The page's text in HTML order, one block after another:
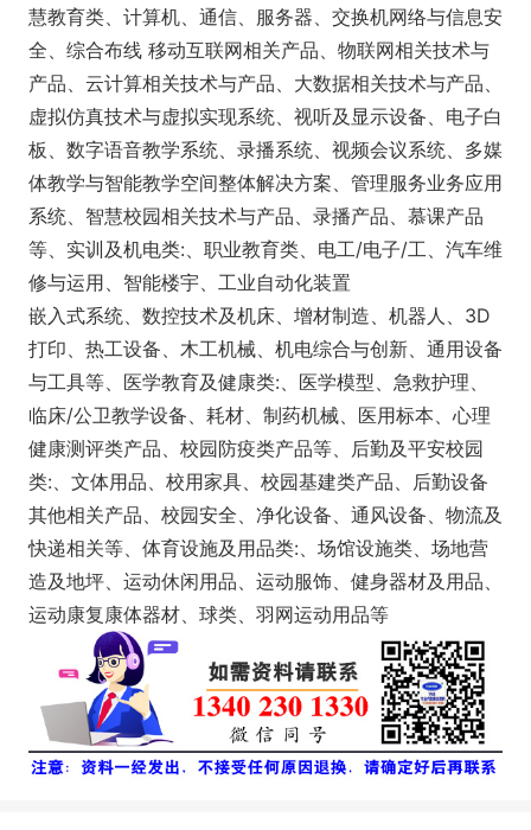
慧教育类、计算机、通信、服务器、交换机网络与信息安
全、综合布线 移动互联网相关产品、物联网相关技术与
产品、云计算相关技术与产品、大数据相关技术与产品、
虚拟仿真技术与虚拟实现系统、视听及显示设备、电子白
板、数字语音教学系统、录播系统、视频会议系统、多媒
体教学与智能教学空间整体解决方案、管理服务业务应用
系统、智慧校园相关技术与产品、录播产品、慕课产品
等、实训及机电类:、职业教育类、电工/电子/工、汽车维
修与运用、智能楼宇、工业自动化装置
嵌入式系统、数控技术及机床、增材制造、机器人、3D
打印、热工设备、木工机械、机电综合与创新、通用设备
与工具等、医学教育及健康类:、医学模型、急救护理、
临床/公卫教学设备、耗材、制药机械、医用标本、心理
健康测评类产品、校园防疫类产品等、后勤及平安校园
类:、文体用品、校用家具、校园基建类产品、后勤设备
其他相关产品、校园安全、净化设备、通风设备、物流及
快递相关等、体育设施及用品类:、场馆设施类、场地营
造及地坪、运动休闲用品、运动服饰、健身器材及用品、
运动康复康体器材、球类、羽网运动用品等